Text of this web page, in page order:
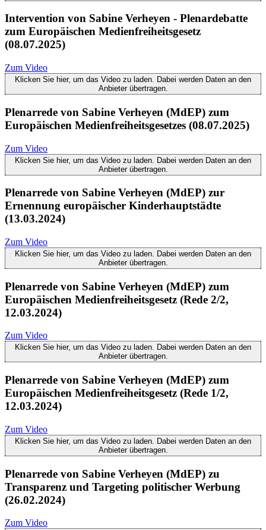
Intervention von Sabine Verheyen - Plenardebatte
zum Europäischen Medienfreiheitsgesetz
(08.07.2025)
Zum Video
Klicken Sie hier, um das Video zu laden. Dabei werden Daten an den
Anbieter übertragen.
Plenarrede von Sabine Verheyen (MdEP) zum
Europäischen Medienfreiheitsgesetzes (08.07.2025)
Zum Video
Klicken Sie hier, um das Video zu laden. Dabei werden Daten an den
Anbieter übertragen.
Plenarrede von Sabine Verheyen (MdEP) zur
Ernennung europäischer Kinderhauptstädte
(13.03.2024)
Zum Video
Klicken Sie hier, um das Video zu laden. Dabei werden Daten an den
Anbieter übertragen.
Plenarrede von Sabine Verheyen (MdEP) zum
Europäischen Medienfreiheitsgesetz (Rede 2/2,
12.03.2024)
Zum Video
Klicken Sie hier, um das Video zu laden. Dabei werden Daten an den
Anbieter übertragen.
Plenarrede von Sabine Verheyen (MdEP) zum
Europäischen Medienfreiheitsgesetz (Rede 1/2,
12.03.2024)
Zum Video
Klicken Sie hier, um das Video zu laden. Dabei werden Daten an den
Anbieter übertragen.
Plenarrede von Sabine Verheyen (MdEP) zu
Transparenz und Targeting politischer Werbung
(26.02.2024)
Zum Video